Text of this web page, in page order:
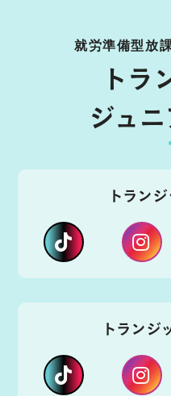
就労準備型放
トラ
ジュ
トラン
トランジ